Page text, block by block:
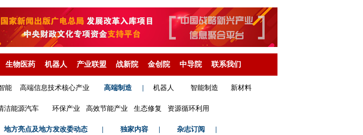
生物医药 机器人 产业联盟 战新院 金创院 中导院 联系我们
能 高端信息技术核心产业 高端制造 机器人 智能制造 新材料
洁能源汽车 环保产业 高效节能产业 生态修复 资源循环利用
地方亮点及地方发改委动态 独家内容 杂志订阅